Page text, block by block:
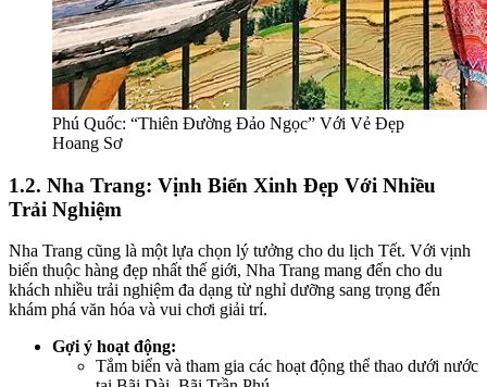
Phú Quốc: “Thiên Đường Đảo Ngọc” Với Vẻ Đẹp
Hoang Sơ
1.2. Nha Trang: Vịnh Biển Xinh Đẹp Với Nhiều
Trải Nghiệm
Nha Trang cũng là một lựa chọn lý tưởng cho du lịch Tết. Với vịnh
biển thuộc hàng đẹp nhất thế giới, Nha Trang mang đến cho du
khách nhiều trải nghiệm đa dạng từ nghỉ dưỡng sang trọng đến
khám phá văn hóa và vui chơi giải trí.
Gợi ý hoạt động:
Tắm biển và tham gia các hoạt động thể thao dưới nước